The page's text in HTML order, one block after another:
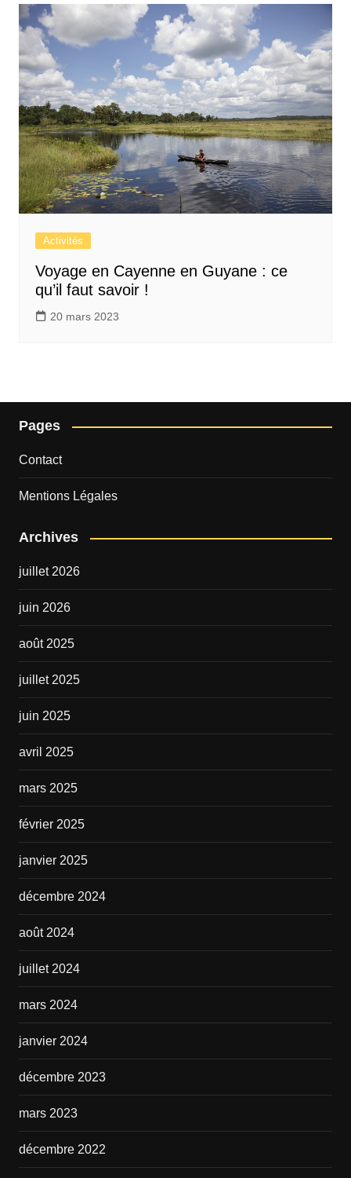
Activités
Voyage en Cayenne en Guyane : ce
qu’il faut savoir !
20 mars 2023
Pages
Contact
Mentions Légales
Archives
juillet 2026
juin 2026
août 2025
juillet 2025
juin 2025
avril 2025
mars 2025
février 2025
janvier 2025
décembre 2024
août 2024
juillet 2024
mars 2024
janvier 2024
décembre 2023
mars 2023
décembre 2022